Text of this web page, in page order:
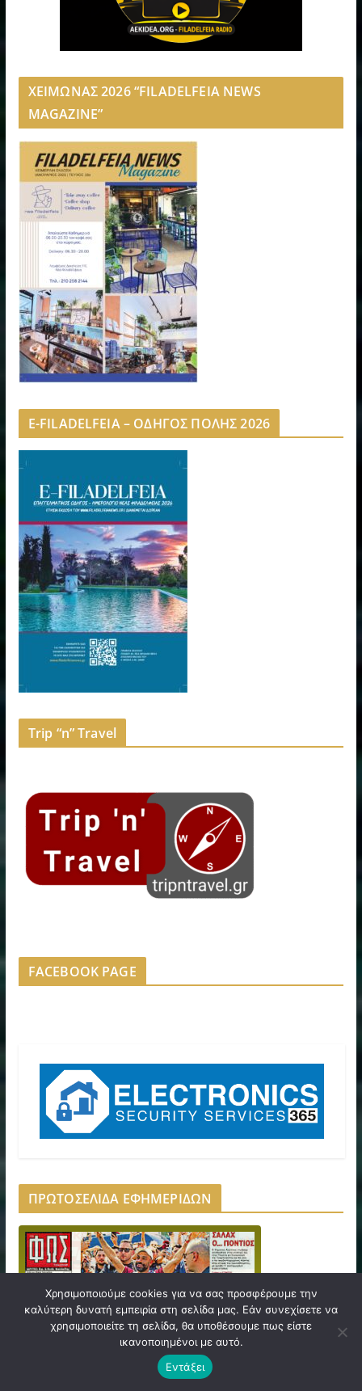
ΧΕΙΜΩΝΑΣ 2026 “FILADELFEIA NEWS
MAGAZINE”
E-FILADELFEIA – ΟΔΗΓΟΣ ΠΟΛΗΣ 2026
Trip “n” Travel
FACEBOOK PAGE
ΠΡΩΤΟΣΕΛΙΔΑ ΕΦΗΜΕΡΙΔΩΝ
Χρησιμοποιούμε cookies για να σας προσφέρουμε την
καλύτερη δυνατή εμπειρία στη σελίδα μας. Εάν συνεχίσετε να
χρησιμοποιείτε τη σελίδα, θα υποθέσουμε πως είστε
ικανοποιημένοι με αυτό.
Εντάξει